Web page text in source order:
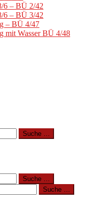
6 – BÜ 2/42
6 – BÜ 3/42
– BÜ 4/47
mit Wasser BÜ 4/48
Suche …
Suche …
Suche …